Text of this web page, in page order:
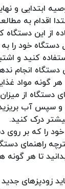
ابتدایی و
اقدام به
از این دستگاه
دستگاه خود را
کنید و
دستگاه انجام
گونه مواد
دستگاه از
سپس آب بریزید
درک کنید.
را که بر روی
راهنمای
تا هر
زودپزهای